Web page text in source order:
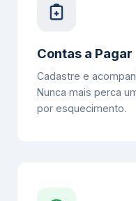
Contas a Pagar
Cadastre e
Nunca mais perca
por esquecimento.